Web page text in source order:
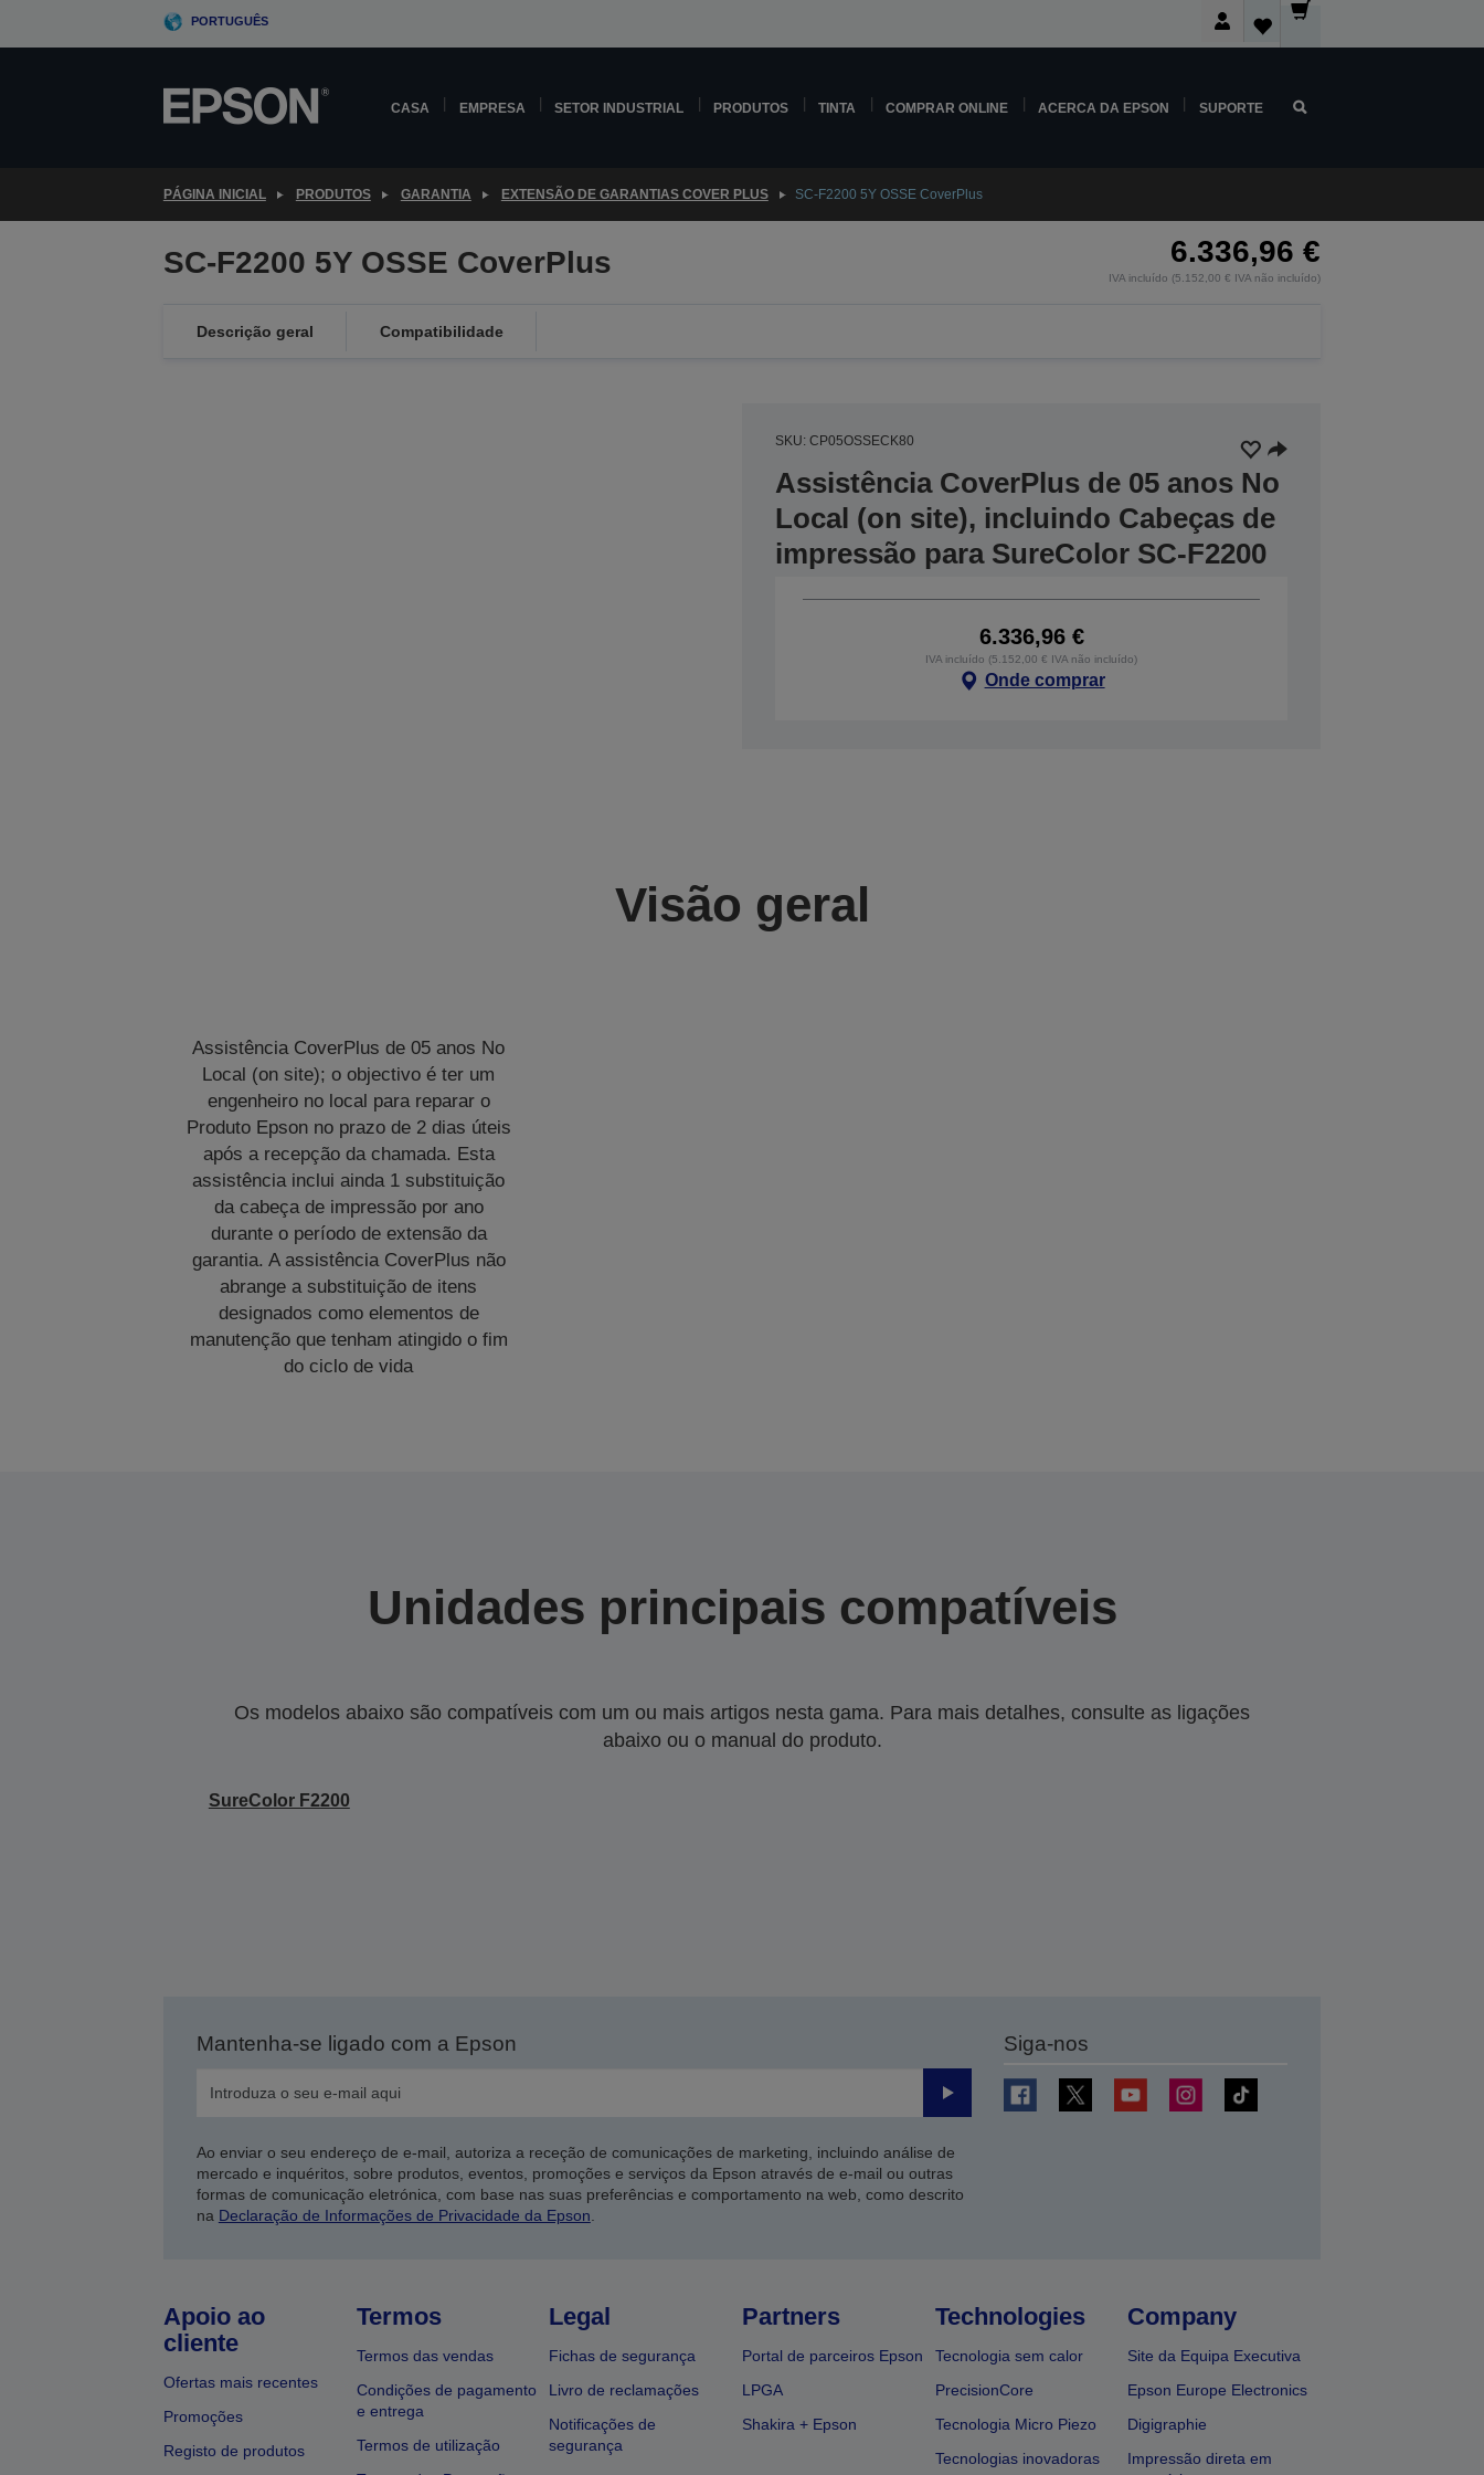
PORTUGUÊS
CASA EMPRESA SETOR INDUSTRIAL PRODUTOS TINTA COMPRAR ONLINE ACERCA DA EPSON SUPORTE
PÁGINA INICIAL PRODUTOS GARANTIA EXTENSÃO DE GARANTIAS COVER PLUS SC-F2200 5Y OSSE CoverPlus
SC-F2200 5Y OSSE CoverPlus 6.336,96 €
IVA incluído (5.152,00 € IVA não incluído)
Descrição geral Compatibilidade
SKU: CP05OSSECK80
Assistência CoverPlus de 05 anos No
Local (on site), incluindo Cabeças de
impressão para SureColor SC-F2200
6.336,96 €
IVA incluído (5.152,00 € IVA não incluído)
Onde comprar
Visão geral
Assistência CoverPlus de 05 anos No
Local (on site); o objectivo é ter um
engenheiro no local para reparar o
Produto Epson no prazo de 2 dias úteis
após a recepção da chamada. Esta
assistência inclui ainda 1 substituição
da cabeça de impressão por ano
durante o período de extensão da
garantia. A assistência CoverPlus não
abrange a substituição de itens
designados como elementos de
manutenção que tenham atingido o fim
do ciclo de vida
Unidades principais compatíveis
Os modelos abaixo são compatíveis com um ou mais artigos nesta gama. Para mais detalhes, consulte as ligações
abaixo ou o manual do produto.
SureColor F2200
Mantenha-se ligado com a Epson
Enviar
Ao enviar o seu endereço de e-mail, autoriza a receção de comunicações de marketing, incluindo análise de
mercado e inquéritos, sobre produtos, eventos, promoções e serviços da Epson através de e-mail ou outras
formas de comunicação eletrónica, com base nas suas preferências e comportamento na web, como descrito
na Declaração de Informações de Privacidade da Epson
Siga-nos
Apoio ao
cliente
Ofertas mais recentes
Promoções
Registo de produtos
Termos
Termos das vendas
Condições de pagamento
e entrega
Termos de utilização
Legal
Fichas de segurança
Livro de reclamações
Notificações de
segurança
Partners
Portal de parceiros Epson
LPGA
Shakira + Epson
Technologies
Tecnologia sem calor
PrecisionCore
Tecnologia Micro Piezo
Tecnologias inovadoras
Company
Site da Equipa Executiva
Epson Europe Electronics
Digigraphie
Impressão direta em